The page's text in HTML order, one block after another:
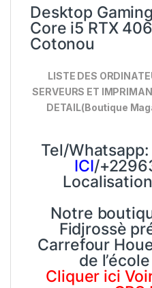
Desktop
Core i5 RTX
Cotonou
LISTE DES
SERVEURS ET
DETAIL(Boutique
Tel/Whatsapp:
ICI/
Notre
Fidjrossè
Carrefour
de
Cliquer ici